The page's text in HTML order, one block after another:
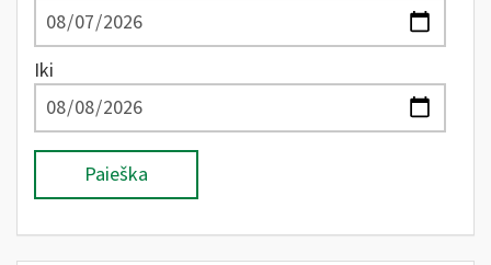
Iki
Paieška